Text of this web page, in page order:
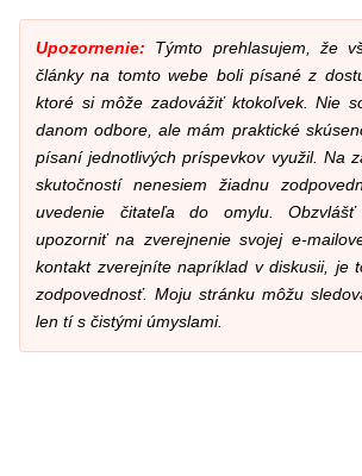
Upozornenie: Týmto prehlasujem, že
články na tomto webe boli písané z
ktoré si môže zadovážiť ktokoľvek. Nie
danom odbore, ale mám praktické
písaní jednotlivých príspevkov využil. Na
skutočností nenesiem žiadnu
uvedenie čitateľa do omylu.
upozorniť na zverejnenie svojej e-
kontakt zverejníte napríklad v diskusii, je
zodpovednosť. Moju stránku môžu
len tí s čistými úmyslami.